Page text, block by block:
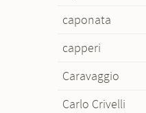
caponata
capperi
Caravaggio
Carlo Crivelli